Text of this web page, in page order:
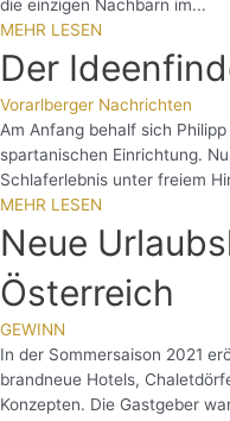
die einzigen Nachbarn im...
MEHR LESEN
Der
Vorarlberger Nachrichten
Am Anfang behalf sich
spartanischen Einrichtung.
Schlaferlebnis unter freiem
MEHR LESEN
Neue
Österreich
GEWINN
In der Sommersaison 2021
brandneue Hotels,
Konzepten. Die Gastgeber